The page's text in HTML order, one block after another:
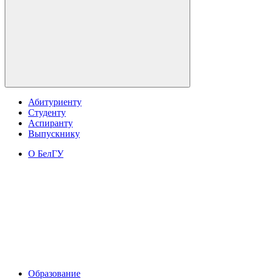
Абитуриенту
Студенту
Аспиранту
Выпускнику
О БелГУ
Образование